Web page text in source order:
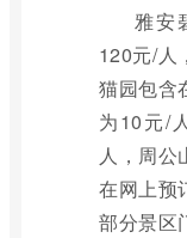
雅安
120元/人
猫园包含
为10元/
人，周公
在网上预
部分景区